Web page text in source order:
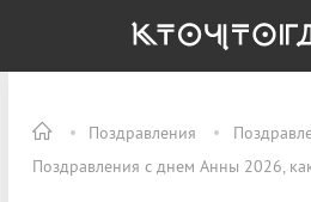
Поздравления
Поздравления с днем Анны 2026,
ОБЩЕСТВО